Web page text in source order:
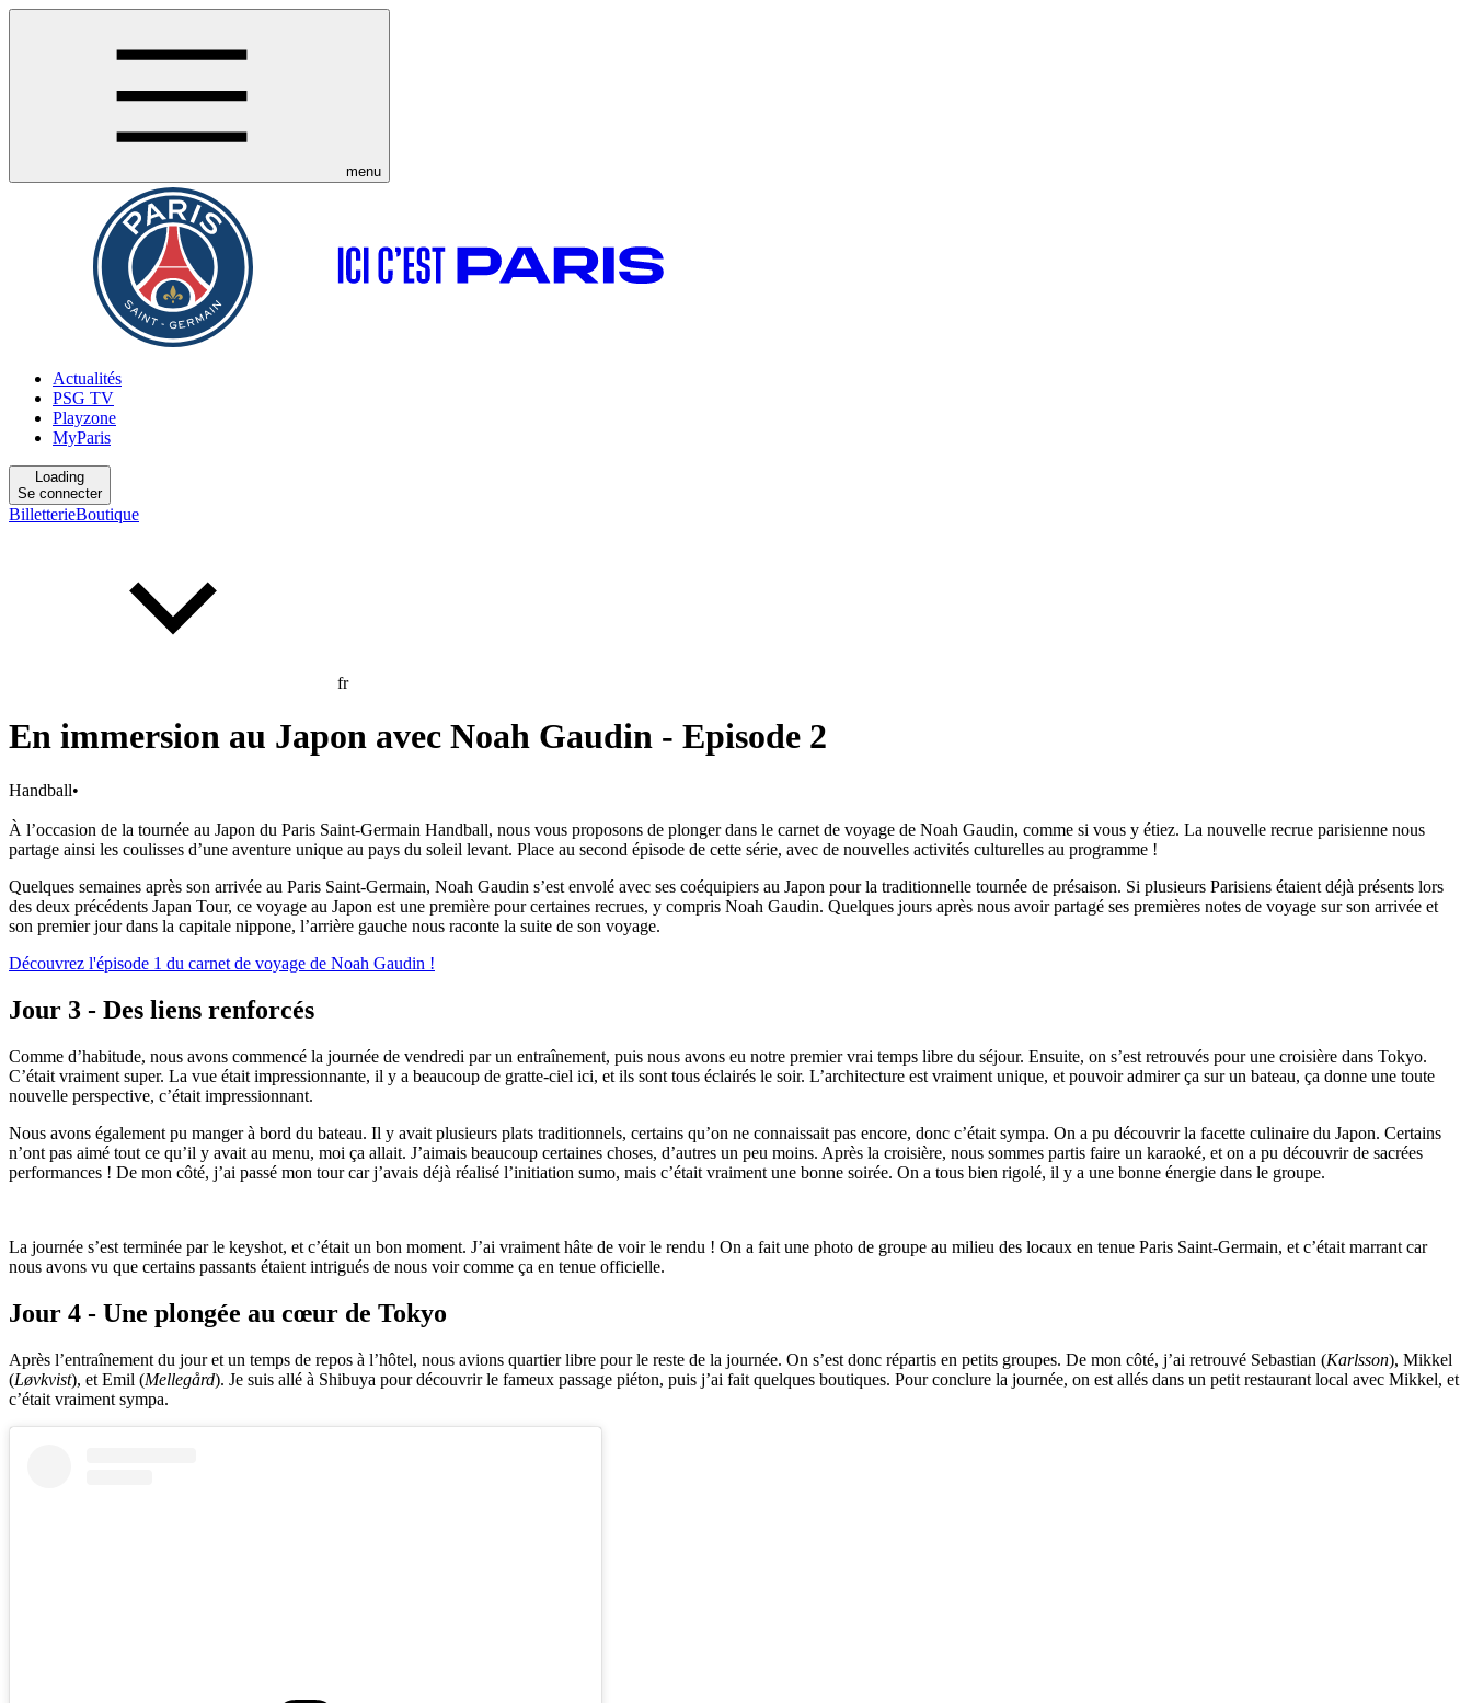
menu
Actualités
PSG TV
Playzone
MyParis
Loading
Se connecter
BilletterieBoutique
fr
En immersion au Japon avec Noah Gaudin - Episode 2
Handball•
À l’occasion de la tournée au Japon du Paris Saint-Germain Handball, nous vous proposons de plonger dans le carnet de voyage de Noah Gaudin, comme si vous y étiez. La nouvelle recrue parisienne nous
partage ainsi les coulisses d’une aventure unique au pays du soleil levant. Place au second épisode de cette série, avec de nouvelles activités culturelles au programme !
Quelques semaines après son arrivée au Paris Saint-Germain, Noah Gaudin s’est envolé avec ses coéquipiers au Japon pour la traditionnelle tournée de présaison. Si plusieurs Parisiens étaient déjà présents lors
des deux précédents Japan Tour, ce voyage au Japon est une première pour certaines recrues, y compris Noah Gaudin. Quelques jours après nous avoir partagé ses premières notes de voyage sur son arrivée et
son premier jour dans la capitale nippone, l’arrière gauche nous raconte la suite de son voyage.
Découvrez l'épisode 1 du carnet de voyage de Noah Gaudin !
Jour 3 - Des liens renforcés
Comme d’habitude, nous avons commencé la journée de vendredi par un entraînement, puis nous avons eu notre premier vrai temps libre du séjour. Ensuite, on s’est retrouvés pour une croisière dans Tokyo.
C’était vraiment super. La vue était impressionnante, il y a beaucoup de gratte-ciel ici, et ils sont tous éclairés le soir. L’architecture est vraiment unique, et pouvoir admirer ça sur un bateau, ça donne une toute
nouvelle perspective, c’était impressionnant.
Nous avons également pu manger à bord du bateau. Il y avait plusieurs plats traditionnels, certains qu’on ne connaissait pas encore, donc c’était sympa. On a pu découvrir la facette culinaire du Japon. Certains
n’ont pas aimé tout ce qu’il y avait au menu, moi ça allait. J’aimais beaucoup certaines choses, d’autres un peu moins. Après la croisière, nous sommes partis faire un karaoké, et on a pu découvrir de sacrées
performances ! De mon côté, j’ai passé mon tour car j’avais déjà réalisé l’initiation sumo, mais c’était vraiment une bonne soirée. On a tous bien rigolé, il y a une bonne énergie dans le groupe.
La journée s’est terminée par le keyshot, et c’était un bon moment. J’ai vraiment hâte de voir le rendu ! On a fait une photo de groupe au milieu des locaux en tenue Paris Saint-Germain, et c’était marrant car
nous avons vu que certains passants étaient intrigués de nous voir comme ça en tenue officielle.
Jour 4 - Une plongée au cœur de Tokyo
Après l’entraînement du jour et un temps de repos à l’hôtel, nous avions quartier libre pour le reste de la journée. On s’est donc répartis en petits groupes. De mon côté, j’ai retrouvé Sebastian (Karlsson), Mikkel
(Løvkvist), et Emil (Mellegård). Je suis allé à Shibuya pour découvrir le fameux passage piéton, puis j’ai fait quelques boutiques. Pour conclure la journée, on est allés dans un petit restaurant local avec Mikkel, et
c’était vraiment sympa.